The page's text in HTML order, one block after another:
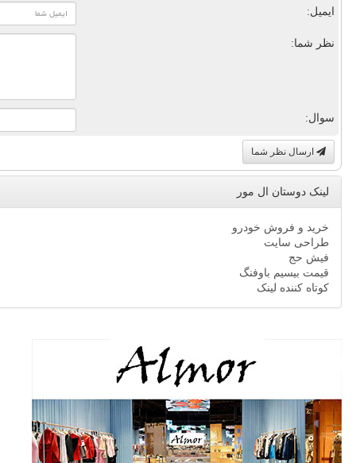
ایمیل:
نظر شما:
سوال:
ارسال نظر شما
لینک دوستان ال مور
خرید و فروش خودرو
طراحی سایت
فیش حج
قیمت بیسیم باوفنگ
کوتاه کننده لینک